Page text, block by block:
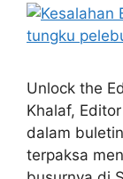
Unlock the
Khalaf,
dalam
terpaksa